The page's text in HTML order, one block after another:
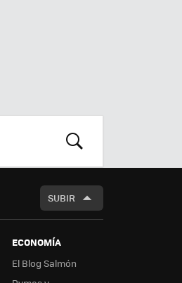
BUSCAR
SUBIR
ECONOMÍA
El Blog Salmón